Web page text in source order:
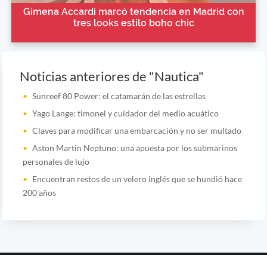
Gimena Accardi marcó tendencia en Madrid con
tres looks estilo boho chic
Noticias anteriores de "Nautica"
Sunreef 80 Power: el catamarán de las estrellas
Yago Lange: timonel y cuidador del medio acuático
Claves para modificar una embarcación y no ser multado
Aston Martin Neptuno: una apuesta por los submarinos
personales de lujo
Encuentran restos de un velero inglés que se hundió hace
200 años